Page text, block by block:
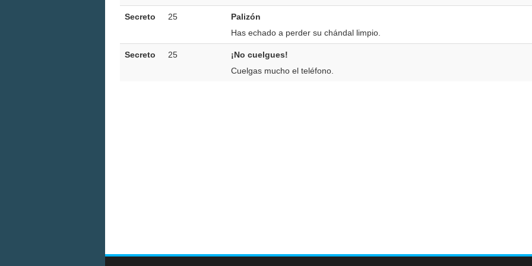
Secreto 25
Palizón
Has echado a perder su chándal limpio.
Secreto 25
¡No cuelgues!
Cuelgas mucho el teléfono.